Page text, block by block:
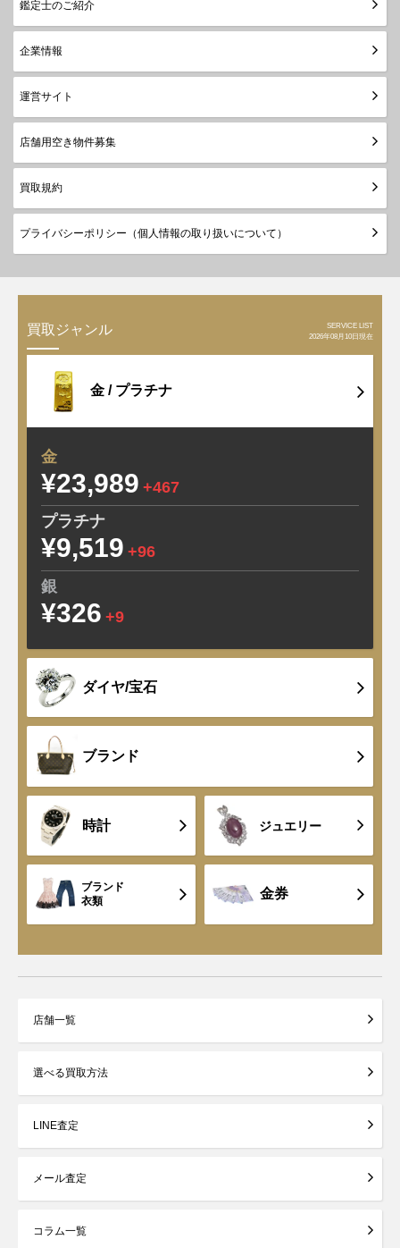
鑑定士のご紹介
企業情報
運営サイト
店舗用空き物件募集
買取規約
プライバシーポリシー（個人情報の取り扱いについて）
買取ジャンル
SERVICE LIST
2026年08月10日現在
金 / プラチナ
金
¥23,989 +467
プラチナ
¥9,519 +96
銀
¥326 +9
ダイヤ/宝石
ブランド
時計 ジュエリー
ブランド
衣類
金券
店舗一覧
選べる買取方法
LINE査定
メール査定
コラム一覧